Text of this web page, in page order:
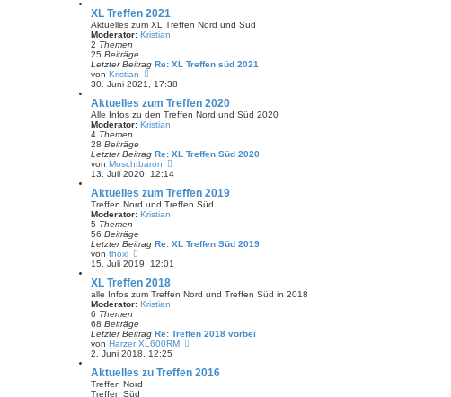
r
a
g
e
s
t
B
i
r
a
g
XL Treffen 2021
Aktuelles zum XL Treffen Nord und Süd
Moderator: Kristian
2 Themen
25 Beiträge
Letzter Beitrag Re: XL Treffen süd 2021
von Kristian
e
e
s
t
B
e
i
r
a
g
30. Juni 2021, 17:38
Aktuelles zum Treffen 2020
Alle Infos zu den Treffen Nord und Süd 2020
Moderator: Kristian
4 Themen
28 Beiträge
Letzter Beitrag Re: XL Treffen Süd 2020
von Moschtbaron
e
s
B
a
13. Juli 2020, 12:14
Aktuelles zum Treffen 2019
Treffen Nord und Treffen Süd
Moderator: Kristian
5 Themen
56 Beiträge
Letzter Beitrag Re: XL Treffen Süd 2019
von thoxl
e
e
s
t
B
e
i
r
a
15. Juli 2019, 12:01
XL Treffen 2018
alle Infos zum Treffen Nord und Treffen Süd in 2018
Moderator: Kristian
6 Themen
68 Beiträge
Letzter Beitrag Re: Treffen 2018 vorbei
von Harzer XL600RM
e
2. Juni 2018, 12:25
Aktuelles zu Treffen 2016
Treffen Nord
Treffen Süd